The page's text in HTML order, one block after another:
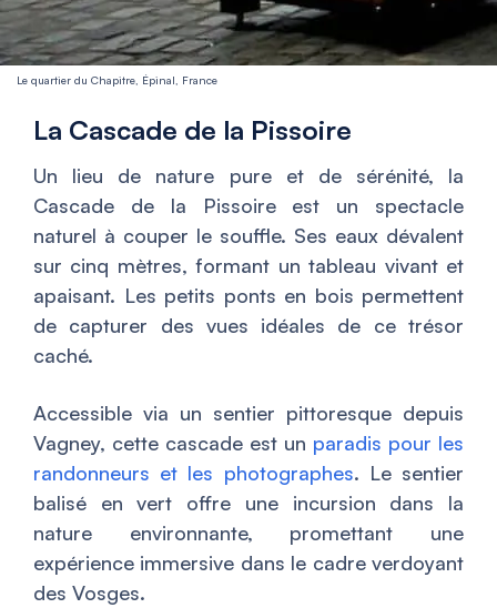
Le quartier du Chapitre, Épinal, France
La Cascade de la Pissoire
Un lieu de nature pure et de sérénité, la
Cascade de la Pissoire est un spectacle
naturel à couper le souffle. Ses eaux dévalent
sur cinq mètres, formant un tableau vivant et
apaisant. Les petits ponts en bois permettent
de capturer des vues idéales de ce trésor
caché.
Accessible via un sentier pittoresque depuis
Vagney, cette cascade est un paradis pour les
randonneurs et les photographes. Le sentier
balisé en vert offre une incursion dans la
nature environnante, promettant une
expérience immersive dans le cadre verdoyant
des Vosges.